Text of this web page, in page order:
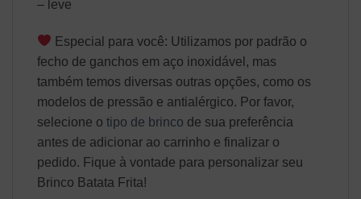
– leve
Especial para você: Utilizamos por padrão o
fecho de ganchos em aço inoxidável, mas
também temos diversas outras opções, como os
modelos de pressão e antialérgico. Por favor,
selecione o tipo de brinco de sua preferência
antes de adicionar ao carrinho e finalizar o
pedido. Fique à vontade para personalizar seu
Brinco Batata Frita!